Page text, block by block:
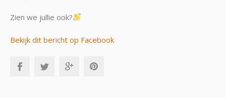
Zien we jullie ook?
Bekijk dit bericht op Facebook